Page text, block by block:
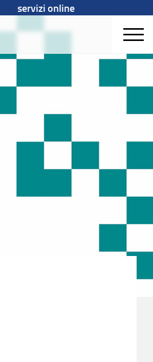
servizi online